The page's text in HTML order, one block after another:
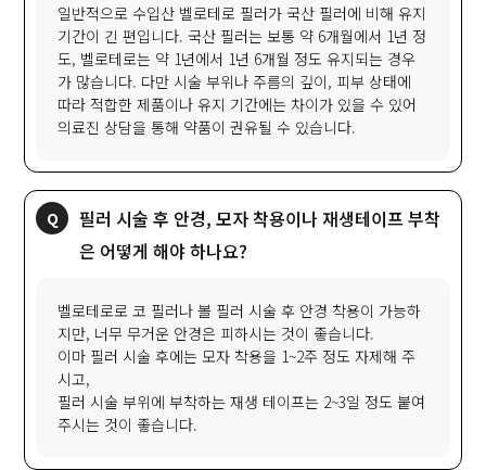
일반적으로 수입산 벨로테로 필러가 국산 필러에 비해 유지
기간이 긴 편입니다. 국산 필러는 보통 약 6개월에서 1년 정
도, 벨로테로는 약 1년에서 1년 6개월 정도 유지되는 경우
가 많습니다. 다만 시술 부위나 주름의 깊이, 피부 상태에
따라 적합한 제품이나 유지 기간에는 차이가 있을 수 있어
의료진 상담을 통해 약품이 권유될 수 있습니다.
필러 시술 후 안경, 모자 착용이나 재생테이프 부착
은 어떻게 해야 하나요?
벨로테로로 코 필러나 볼 필러 시술 후 안경 착용이 가능하
지만, 너무 무거운 안경은 피하시는 것이 좋습니다.
이마 필러 시술 후에는 모자 착용을 1~2주 정도 자제해 주
시고,
필러 시술 부위에 부착하는 재생 테이프는 2~3일 정도 붙여
주시는 것이 좋습니다.